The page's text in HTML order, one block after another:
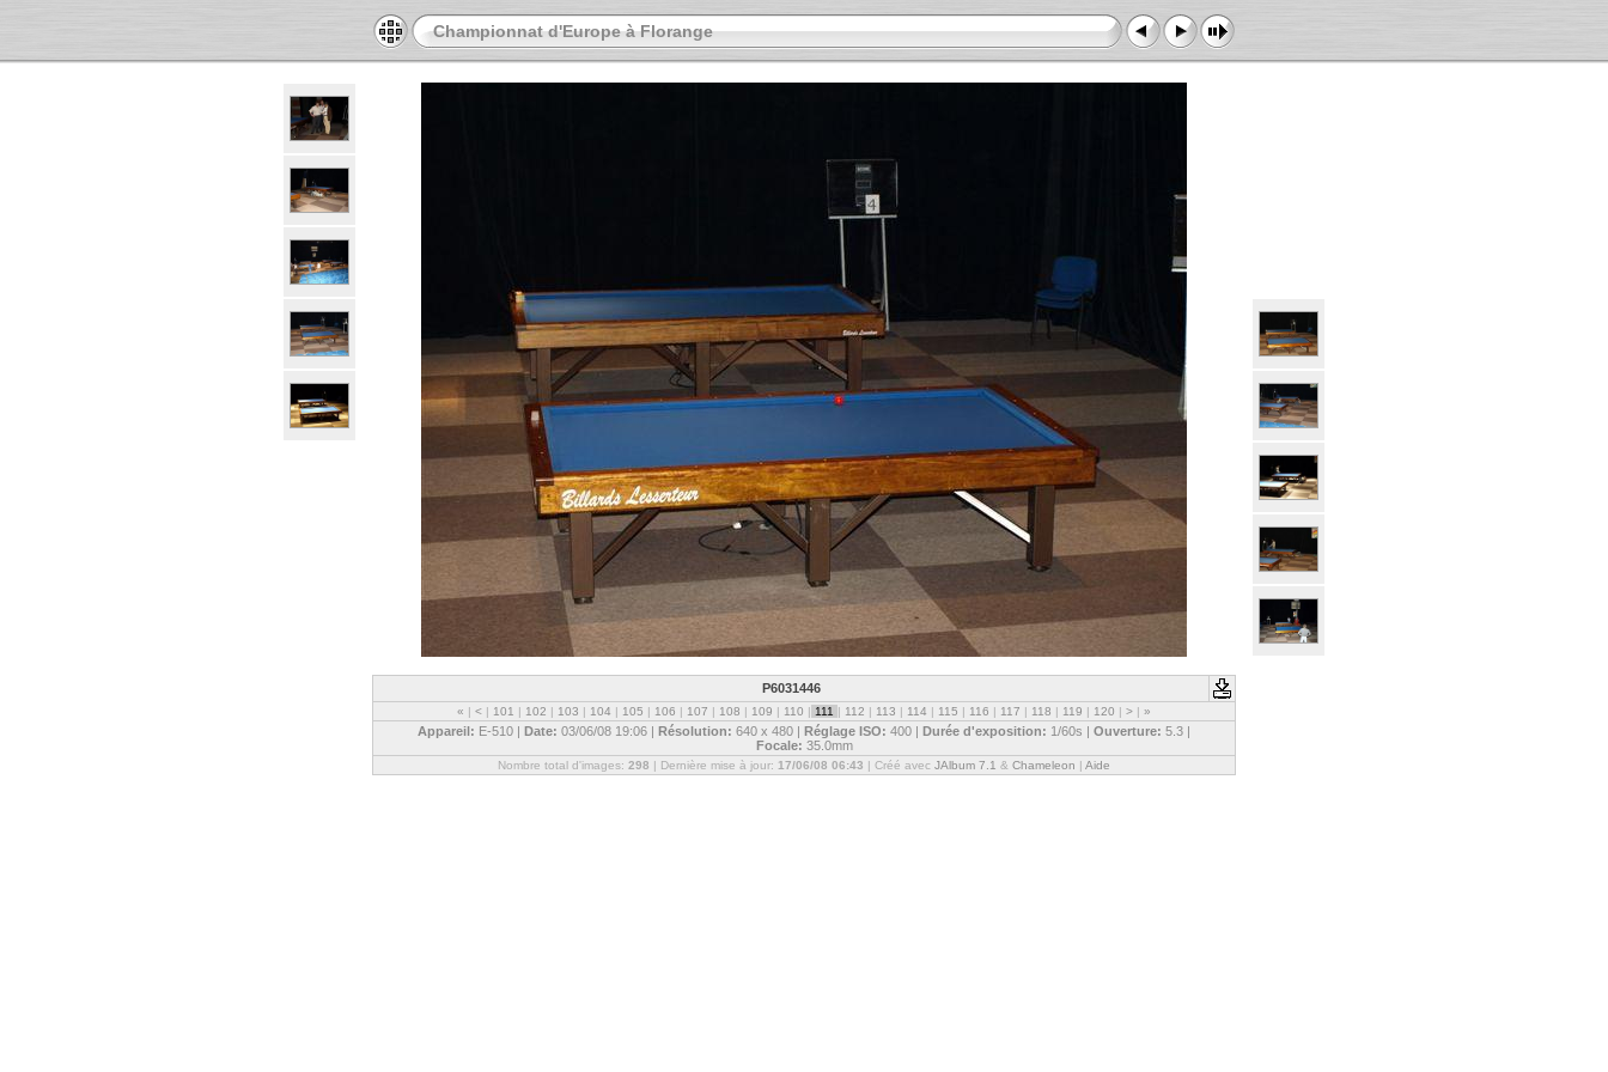
Championnat d'Europe à Florange
P6031446
« | < | 101 | 102 | 103 | 104 | 105 | 106 | 107 | 108 | 109 | 110 | 111 | 112 | 113 | 114 | 115 | 116 | 117 | 118 | 119 | 120 | > | »
Appareil: E-510 | Date: 03/06/08 19:06 | Résolution: 640 x 480 | Réglage ISO: 400 | Durée d'exposition: 1/60s | Ouverture: 5.3 |
Focale: 35.0mm
Nombre total d'images: 298 | Dernière mise à jour: 17/06/08 06:43 | Créé avec JAlbum 7.1 & Chameleon | Aide